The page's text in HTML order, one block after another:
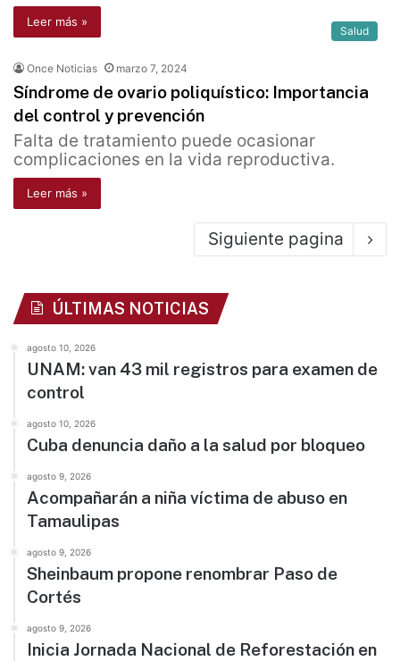
Leer más »
Salud
Once Noticias marzo 7, 2024
Síndrome de ovario poliquístico: Importancia
del control y prevención
Falta de tratamiento puede ocasionar
complicaciones en la vida reproductiva.
Leer más »
Siguiente pagina
ÚLTIMAS NOTICIAS
agosto 10, 2026
UNAM: van 43 mil registros para examen de
control
agosto 10, 2026
Cuba denuncia daño a la salud por bloqueo
agosto 9, 2026
Acompañarán a niña víctima de abuso en
Tamaulipas
agosto 9, 2026
Sheinbaum propone renombrar Paso de
Cortés
agosto 9, 2026
Inicia Jornada Nacional de Reforestación en